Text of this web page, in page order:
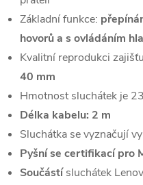
Základní funkce:
hovorů a s ovládáním
Kvalitní reprodukci
40 mm
Hmotnost sluchátek je
Délka kabelu: 2 m
Sluchátka se vyznačují
Pyšní se certifikací pro
Součástísluchátek